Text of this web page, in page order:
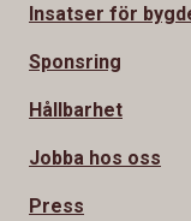
Insatser för
Sponsring
Hållbarhet
Jobba hos oss
Press